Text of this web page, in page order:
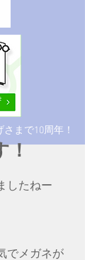
まで10周年！
！
したねー
でメガネが